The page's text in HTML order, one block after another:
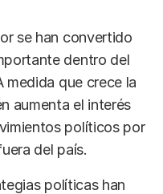
se han convertido
dentro del
medida que crece la
aumenta el interés
políticos por
del país.
políticas han